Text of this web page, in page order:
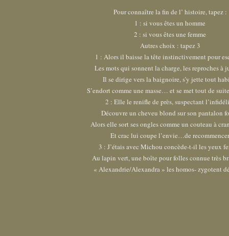
Pour connaître la fin de l’ histoire, tapez :
1 : si vous êtes un homme
2 : si vous êtes une femme
Autres choix : tapez 3
1 : Alors il baisse la tête instinctivement pour
Les mots qui sonnent la charge, les reproches à
Il se dirige vers la baignoire, s’y jette tout
S’endort comme une masse… et se met tout de
2 : Elle le renifle de près, suspectant
Découvre un cheveu blond sur son pantalon
Alors elle sort ses ongles comme un couteau à
Et crac lui coupe l’envie…de recommencer
3 : J’étais avec Michou concède-t-il les yeux
Au lapin vert, une boîte pour folles connue très
« Alexandrie/Alexandra » les homos- zygotent